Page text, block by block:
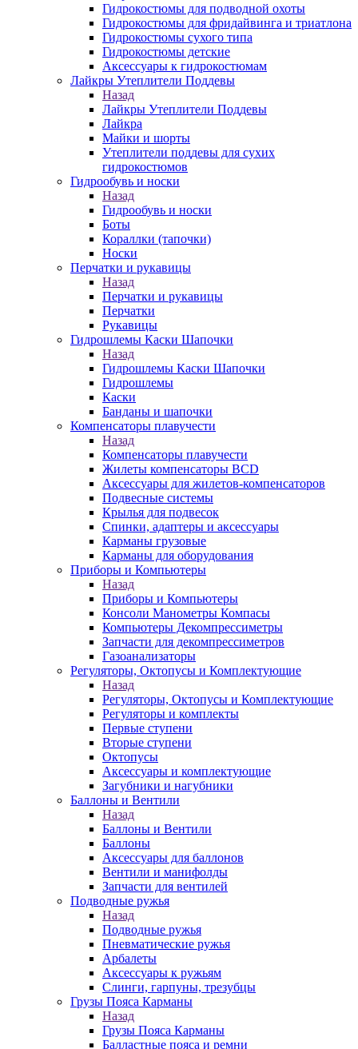
Гидрокостюмы для подводной охоты
Гидрокостюмы для фридайвинга и триатлона
Гидрокостюмы сухого типа
Гидрокостюмы детские
Аксессуары к гидрокостюмам
Лайкры Утеплители Поддевы
Назад
Лайкры Утеплители Поддевы
Лайкра
Майки и шорты
Утеплители поддевы для сухих
гидрокостюмов
Гидрообувь и носки
Назад
Гидрообувь и носки
Боты
Кораллки (тапочки)
Носки
Перчатки и рукавицы
Назад
Перчатки и рукавицы
Перчатки
Рукавицы
Гидрошлемы Каски Шапочки
Назад
Гидрошлемы Каски Шапочки
Гидрошлемы
Каски
Банданы и шапочки
Компенсаторы плавучести
Назад
Компенсаторы плавучести
Жилеты компенсаторы BCD
Аксессуары для жилетов-компенсаторов
Подвесные системы
Крылья для подвесок
Спинки, адаптеры и аксессуары
Карманы грузовые
Карманы для оборудования
Приборы и Компьютеры
Назад
Приборы и Компьютеры
Консоли Манометры Компасы
Компьютеры Декомпрессиметры
Запчасти для декомпрессиметров
Газоанализаторы
Регуляторы, Октопусы и Комплектующие
Назад
Регуляторы, Октопусы и Комплектующие
Регуляторы и комплекты
Первые ступени
Вторые ступени
Октопусы
Аксессуары и комплектующие
Загубники и нагубники
Баллоны и Вентили
Назад
Баллоны и Вентили
Баллоны
Аксессуары для баллонов
Вентили и манифолды
Запчасти для вентилей
Подводные ружья
Назад
Подводные ружья
Пневматические ружья
Арбалеты
Аксессуары к ружьям
Слинги, гарпуны, трезубцы
Грузы Пояса Карманы
Назад
Грузы Пояса Карманы
Балластные пояса и ремни